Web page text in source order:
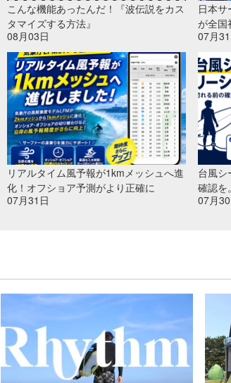
こんな機能あったんだ！『波伝説をカス
タマイズする方法』
08月03日
日本
が全国
07月
リアルタイム風予報が1kmメッシュへ進
化！オフショア予測がより正確に
07月31日
台風シ
確認を
07月